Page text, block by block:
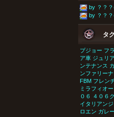
by ？？？
by ？？？
タ
プジョー フ
ア車 ジュリ
ンテナンス
ンファリーナ
FBM フレン
ミラフィオ
０６ ４０６
イタリアン
ロエン ガレ